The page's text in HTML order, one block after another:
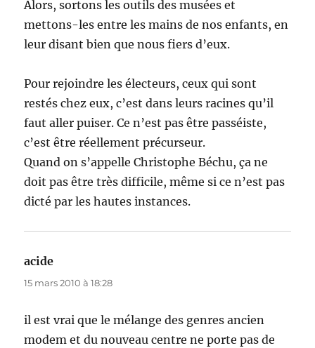
Alors, sortons les outils des musées et
mettons-les entre les mains de nos enfants, en
leur disant bien que nous fiers d’eux.
Pour rejoindre les électeurs, ceux qui sont
restés chez eux, c’est dans leurs racines qu’il
faut aller puiser. Ce n’est pas être passéiste,
c’est être réellement précurseur.
Quand on s’appelle Christophe Béchu, ça ne
doit pas être très difficile, même si ce n’est pas
dicté par les hautes instances.
acide
15 mars 2010 à 18:28
il est vrai que le mélange des genres ancien
modem et du nouveau centre ne porte pas de